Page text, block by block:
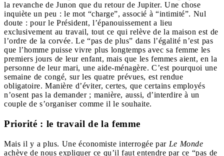
la revanche de Junon que du retour de Jupiter. Une chose
inquiète un peu : le mot “charge”, associé à “intimité”. Nul
doute : pour le Président, l’épanouissement a lieu
exclusivement au travail, tout ce qui relève de la maison est de
l’ordre de la corvée. Le “pas de plus” dans l’égalité n’est pas
que l’homme puisse vivre plus longtemps avec sa femme les
premiers jours de leur enfant, mais que les femmes aient, en la
personne de leur mari, une aide-ménagère. C’est pourquoi une
semaine de congé, sur les quatre prévues, est rendue
obligatoire. Manière d’éviter, certes, que certains employés
n’osent pas la demander ; manière, aussi, d’interdire à un
couple de s’organiser comme il le souhaite.
Priorité : le travail de la femme
Mais il y a plus. Une économiste interrogée par Le Monde
achève de nous expliquer ce qu’il faut entendre par ce “pas de